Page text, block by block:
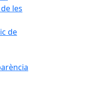
les
de